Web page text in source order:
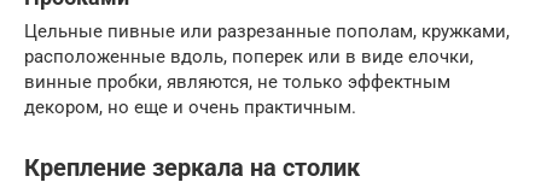
Цельные пивные или разрезанные пополам, кружками,
расположенные вдоль, поперек или в виде елочки,
винные пробки, являются, не только эффектным
декором, но еще и очень практичным.
Крепление зеркала на столик